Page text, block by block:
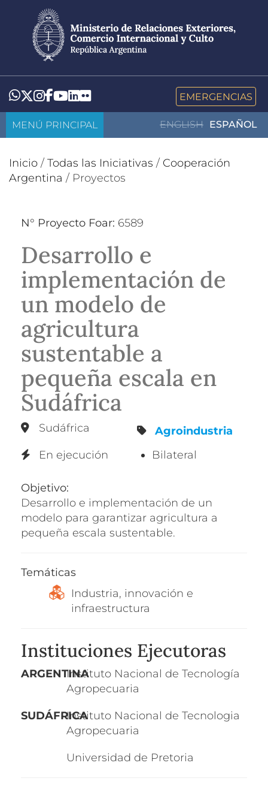
contenido
principal
Whatsapp
Twitter
Instagram
Facebook
YouTube
LinkedIn
Flickr EMERGENCIAS
ENGLISH ESPAÑOL
MENÚ PRINCIPAL
Inicio / Todas las Iniciativas / Cooperación
Argentina / Proyectos
N° Proyecto Foar: 6589
Desarrollo e
implementación de
un modelo de
agricultura
sustentable a
pequeña escala en
Sudáfrica
Sudáfrica
Agroindustria
En ejecución
Bilateral
Objetivo:
Desarrollo e implementación de un
modelo para garantizar agricultura a
pequeña escala sustentable.
Temáticas
Industria, innovación e
infraestructura
Instituciones Ejecutoras
ARGENTINAInstituto Nacional de Tecnología
Agropecuaria
SUDÁFRICAInstituto Nacional de Tecnologia
Agropecuaria
Universidad de Pretoria